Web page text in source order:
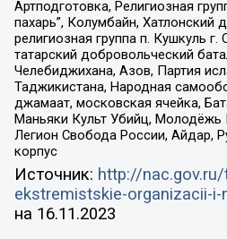
Артподготовка, Религиозная
пахарь”, Колумбайн, Хатлонский
религиозная группа п. Кушкуль
татарский добровольческий
Челебиджихана, Азов, Партия
Таджикистана, Народная
джамаат, московская ячейка,
Маньяки Культ Убийц, Молодёжь
Легион Свобода России, Айдар,
корпус
Источник: http://
ekstremistskie-organizacii-i-
на 16.11.2023